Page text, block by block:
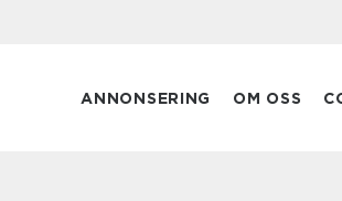
ANNONSERING OM OSS